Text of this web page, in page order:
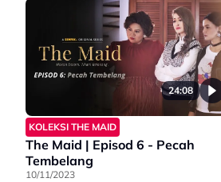
24:08
KOLEKSI THE MAID
The Maid | Episod 6 - Pecah
Tembelang
10/11/2023